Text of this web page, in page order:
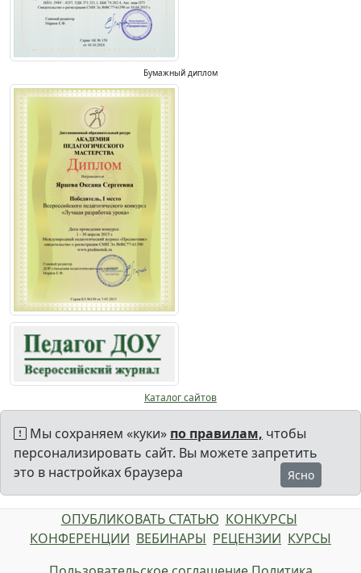
Бумажный диплом
Каталог сайтов
Мы сохраняем «куки» по правилам, чтобы
персонализировать сайт. Вы можете запретить
это в настройках браузера
Ясно
ОПУБЛИКОВАТЬ СТАТЬЮ КОНКУРСЫ
КОНФЕРЕНЦИИ ВЕБИНАРЫ РЕЦЕНЗИИ КУРСЫ